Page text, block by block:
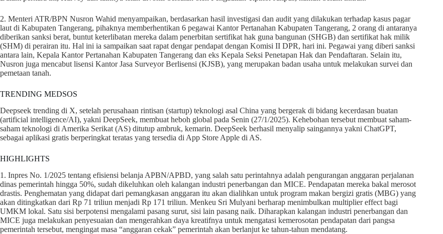
2. Menteri ATR/BPN Nusron Wahid menyampaikan, berdasarkan hasil investigasi dan audit yang dilakukan terhadap kasus pagar
laut di Kabupaten Tangerang, pihaknya memberhentikan 6 pegawai Kantor Pertanahan Kabupaten Tangerang, 2 orang di antaranya
diberikan sanksi berat, buntut keterlibatan mereka dalam penerbitan sertifikat hak guna bangunan (SHGB) dan sertifikat hak milik
(SHM) di perairan itu. Hal ini ia sampaikan saat rapat dengar pendapat dengan Komisi II DPR, hari ini. Pegawai yang diberi sanksi
antara lain, Kepala Kantor Pertanahan Kabupaten Tangerang dan eks Kepala Seksi Penetapan Hak dan Pendaftaran. Selain itu,
Nusron juga mencabut lisensi Kantor Jasa Surveyor Berlisensi (KJSB), yang merupakan badan usaha untuk melakukan survei dan
pemetaan tanah.
TRENDING MEDSOS
Deepseek trending di X, setelah perusahaan rintisan (startup) teknologi asal China yang bergerak di bidang kecerdasan buatan
(artificial intelligence/AI), yakni DeepSeek, membuat heboh global pada Senin (27/1/2025). Kehebohan tersebut membuat saham-
saham teknologi di Amerika Serikat (AS) ditutup ambruk, kemarin. DeepSeek berhasil menyalip saingannya yakni ChatGPT,
sebagai aplikasi gratis berperingkat teratas yang tersedia di App Store Apple di AS.
HIGHLIGHTS
1. Inpres No. 1/2025 tentang efisiensi belanja APBN/APBD, yang salah satu perintahnya adalah pengurangan anggaran perjalanan
dinas pemerintah hingga 50%, sudah dikeluhkan oleh kalangan industri penerbangan dan MICE. Pendapatan mereka bakal merosot
drastis. Penghematan yang didapat dari pemangkasan anggaran itu akan dialihkan untuk program makan bergizi gratis (MBG) yang
akan ditingkatkan dari Rp 71 triliun menjadi Rp 171 triliun. Menkeu Sri Mulyani berharap menimbulkan multiplier effect bagi
UMKM lokal. Satu sisi berpotensi mengalami pasang surut, sisi lain pasang naik. Diharapkan kalangan industri penerbangan dan
MICE juga melakukan penyesuaian dan mengerahkan daya kreatifnya untuk mengatasi kemerosotan pendapatan dari pangsa
pemerintah tersebut, mengingat masa “anggaran cekak” pemerintah akan berlanjut ke tahun-tahun mendatang.